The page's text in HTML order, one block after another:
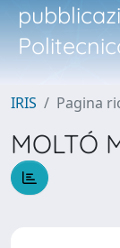
IRIS Pagina
MOLTÓ